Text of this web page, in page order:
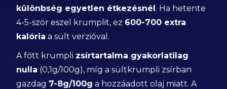
különbség egyetlen étkezésnél. Ha hetente
4-5-ször eszel krumplit, ez 600-700 extra
kalória a sült verzióval.
A főtt krumpli zsírtartalma gyakorlatilag
nulla (0,1g/100g), míg a sültkrumpli zsírban
gazdag 7-8g/100g a hozzáadott olaj miatt. A